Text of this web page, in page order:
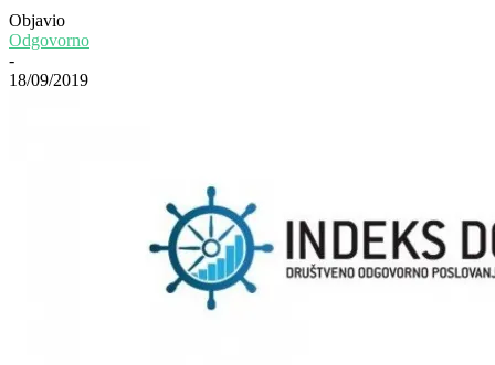
Objavio
Odgovorno
-
18/09/2019